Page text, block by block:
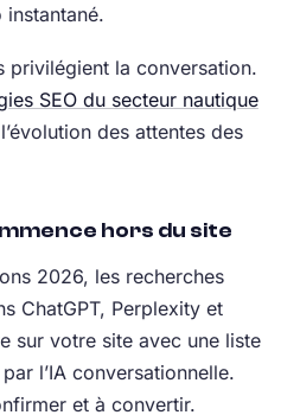
privilégient la conversation.
SEO du secteur nautique
des attentes des
hors du site
2026, les recherches
ChatGPT, Perplexity et
sur votre site avec une liste
l’IA conversationnelle.
et à convertir.